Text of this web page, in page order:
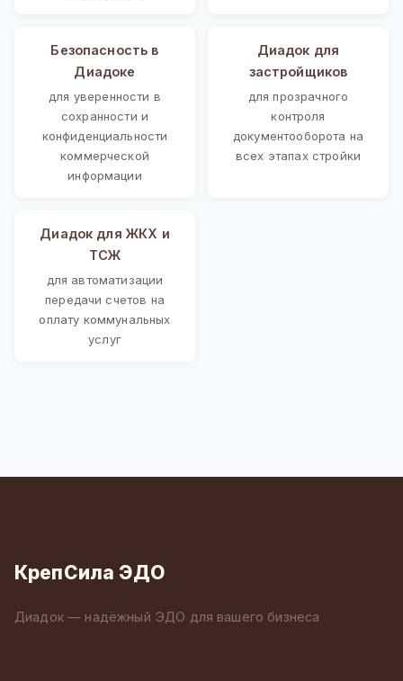
Безопасность в
Диадоке
для уверенности в
сохранности и
конфиденциальности
коммерческой
информации
Диадок для
застройщиков
для прозрачного
контроля
документооборота на
всех этапах стройки
Диадок для ЖКХ и
ТСЖ
для автоматизации
передачи счетов на
оплату коммунальных
услуг
КрепСила ЭДО
Диадок — надёжный ЭДО для вашего бизнеса